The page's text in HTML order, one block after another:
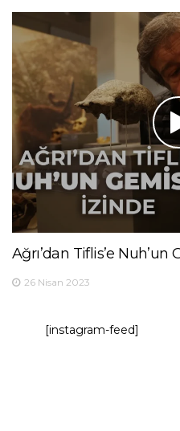
Ağrı’dan Tiflis’e
26 Nisan 2023
[instagram-feed]